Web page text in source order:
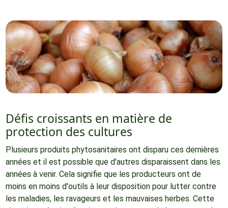
Défis croissants en matière de
protection des cultures
Plusieurs produits phytosanitaires ont disparu ces dernières
années et il est possible que d'autres disparaissent dans les
années à venir. Cela signifie que les producteurs ont de
moins en moins d'outils à leur disposition pour lutter contre
les maladies, les ravageurs et les mauvaises herbes. Cette